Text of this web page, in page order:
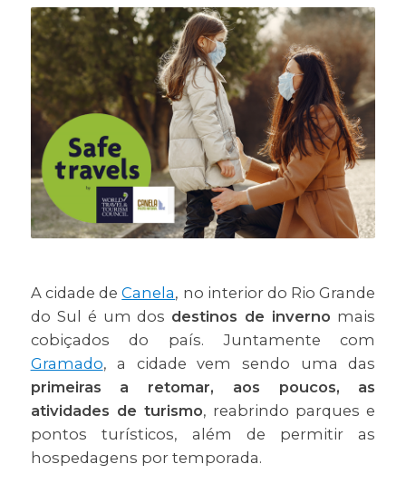
A cidade deCanela, no interior do Rio Grande
do Sul é um dos destinos de inverno mais
cobiçados do país. Juntamente com
Gramado, a cidade vem sendo uma das
primeiras a retomar, aos poucos, as
atividades de turismo, reabrindo parques e
pontos turísticos, além de permitir as
hospedagens por temporada.